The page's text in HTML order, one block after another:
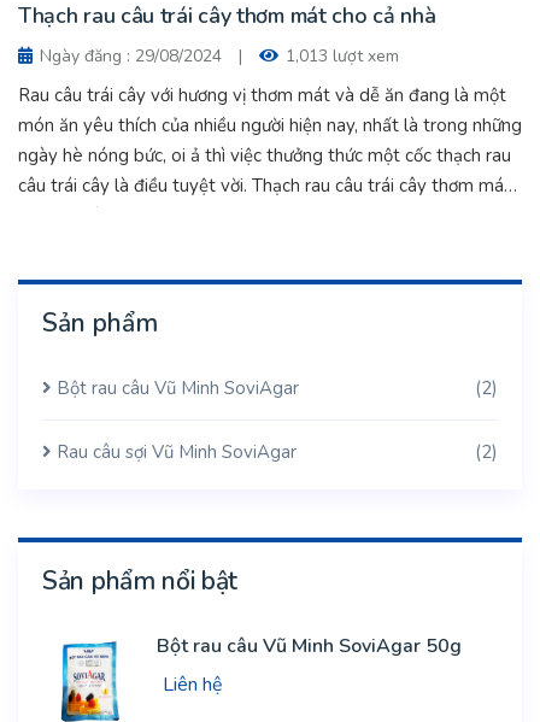
Thạch rau câu trái cây thơm mát cho cả nhà
Ngày đăng : 29/08/2024 | 1,013 lượt xem
Rau câu trái cây với hương vị thơm mát và dễ ăn đang là một
món ăn yêu thích của nhiều người hiện nay, nhất là trong những
ngày hè nóng bức, oi ả thì việc thưởng thức một cốc thạch rau
câu trái cây là điều tuyệt vời. Thạch rau câu trái cây thơm mát
Sản phẩm
Bột rau câu Vũ Minh SoviAgar (2)
Rau câu sợi Vũ Minh SoviAgar (2)
Sản phẩm nổi bật
Bột rau câu Vũ Minh SoviAgar 50g
Liên hệ